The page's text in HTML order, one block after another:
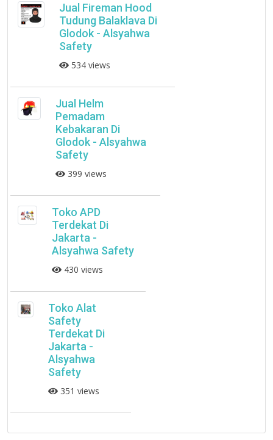
Jual Fireman Hood
Tudung Balaklava Di
Glodok - Alsyahwa
Safety
534 views
Jual Helm
Pemadam
Kebakaran Di
Glodok - Alsyahwa
Safety
399 views
Toko APD
Terdekat Di
Jakarta -
Alsyahwa Safety
430 views
Toko Alat
Safety
Terdekat Di
Jakarta -
Alsyahwa
Safety
351 views